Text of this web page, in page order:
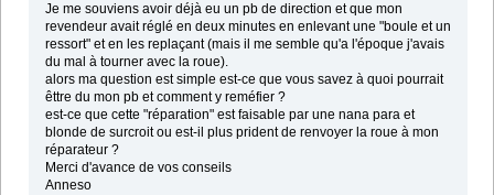
Je me souviens avoir déjà eu un pb de direction et que mon
revendeur avait réglé en deux minutes en enlevant une "boule et un
ressort" et en les replaçant (mais il me semble qu'a l'époque j'avais
du mal à tourner avec la roue).
alors ma question est simple est-ce que vous savez à quoi pourrait
êttre du mon pb et comment y reméfier ?
est-ce que cette "réparation" est faisable par une nana para et
blonde de surcroit ou est-il plus prident de renvoyer la roue à mon
réparateur ?
Merci d'avance de vos conseils
Anneso